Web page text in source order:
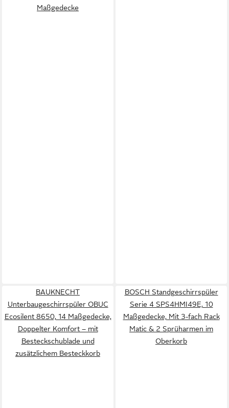
Maßgedecke
BAUKNECHT
Unterbaugeschirrspüler OBUC
Ecosilent 8650, 14 Maßgedecke,
Doppelter Komfort – mit
Besteckschublade und
zusätzlichem Besteckkorb
BOSCH Standgeschirrspüler
Serie 4 SPS4HMI49E, 10
Maßgedecke, Mit 3-fach Rack
Matic & 2 Sprüharmen im
Oberkorb